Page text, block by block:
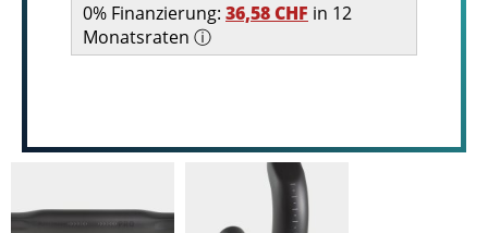
0% Finanzierung: 36,58 CHF in 12
Monatsraten ⓘ